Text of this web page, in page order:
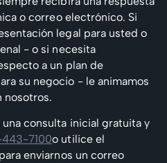
o correo electrónico. Si
legal para usted o
- o si necesita
a un plan de
su negocio - le animamos
nosotros.
consulta inicial gratuita y
7100o utilice el
enviarnos un correo